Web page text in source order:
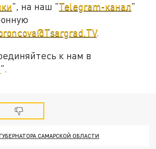
", на наш "Telegram-канал"
.
к нам в
".
САМАРСКОЙ ОБЛАСТИ